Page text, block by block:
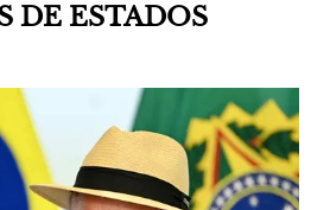
DE ESTADOS